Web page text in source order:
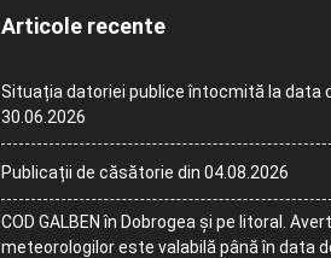
Articole recente
Situația datoriei publice întocmită la data
30.06.2026
Publicații de căsătorie din 04.08.2026
COD GALBEN în Dobrogea și pe litoral.
meteorologilor este valabilă până în data